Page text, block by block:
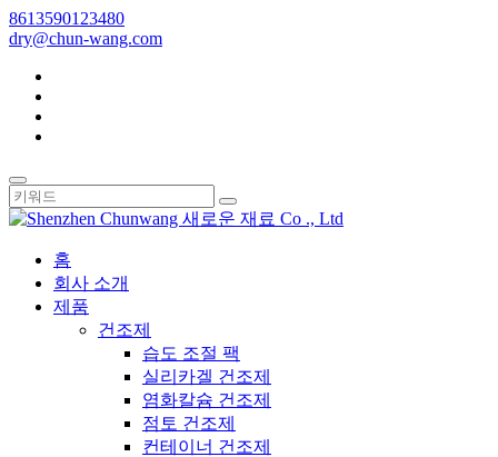
8613590123480
dry@chun-wang.com
홈
회사 소개
제품
건조제
습도 조절 팩
실리카겔 건조제
염화칼슘 건조제
점토 건조제
컨테이너 건조제